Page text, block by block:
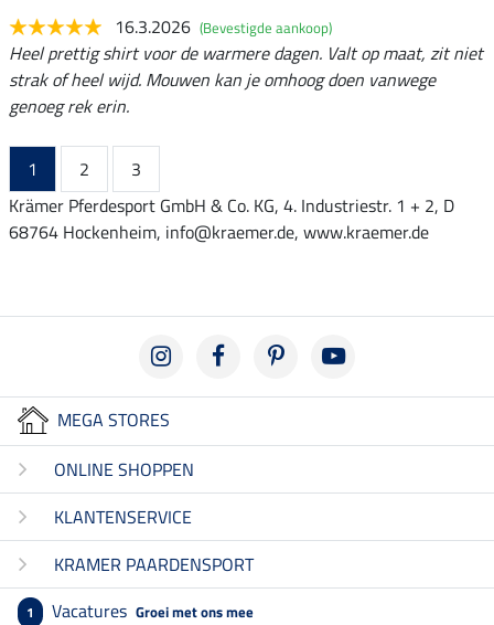
16.3.2026 (Bevestigde aankoop)
Heel prettig shirt voor de warmere dagen. Valt op maat, zit niet
strak of heel wijd. Mouwen kan je omhoog doen vanwege
genoeg rek erin.
1 2
3
Krämer Pferdesport GmbH & Co. KG, 4. Industriestr. 1 + 2, D
68764 Hockenheim, info@kraemer.de, www.kraemer.de
MEGA STORES
ONLINE SHOPPEN
KLANTENSERVICE
KRAMER PAARDENSPORT
1 Vacatures Groei met ons mee